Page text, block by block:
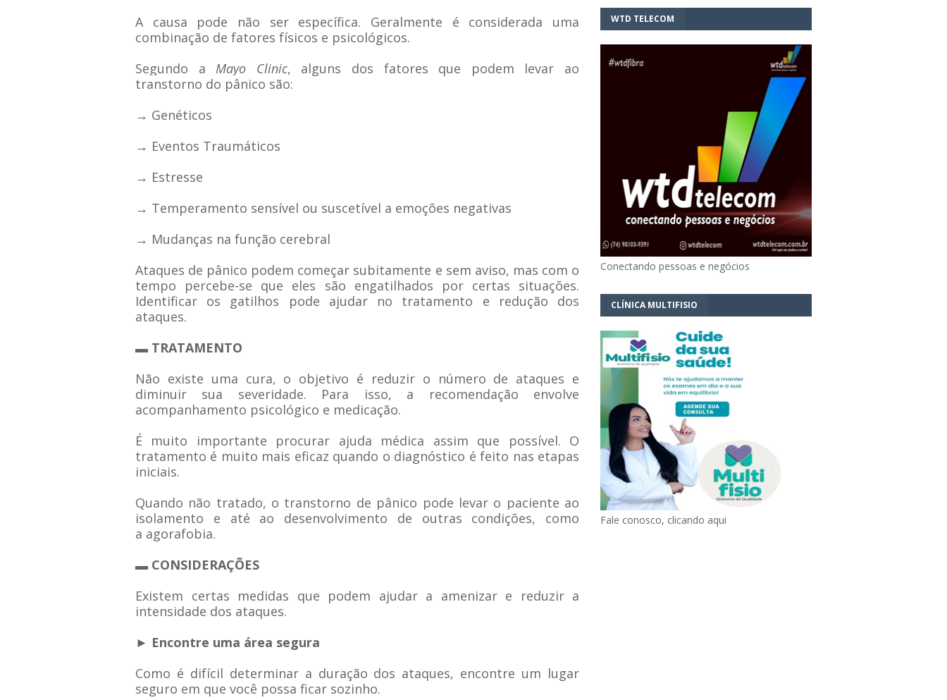
A causa pode não ser específica. Geralmente é considerada uma
combinação de fatores físicos e psicológicos.
Segundo aMayo Clinic, alguns dos fatores que podem levar ao
transtorno do pânico são:
→ Genéticos
→ Eventos Traumáticos
→ Estresse
→ Temperamento sensível ou suscetível a emoções negativas
→ Mudanças na função cerebral
Ataques de pânico podem começar subitamente e sem aviso, mas com o
tempo percebe-se que eles são engatilhados por certas situações.
Identificar os gatilhos pode ajudar no tratamento e redução dos
ataques.
▬ TRATAMENTO
Não existe uma cura, o objetivo é reduzir o número de ataques e
diminuir sua severidade. Para isso, a recomendação envolve
acompanhamento psicológico e medicação.
É muito importante procurar ajuda médica assim que possível. O
tratamento é muito mais eficaz quando o diagnóstico é feito nas etapas
iniciais.
Quando não tratado, o transtorno de pânico pode levar o paciente ao
isolamento e até ao desenvolvimento de outras condições, como
a agorafobia.
▬ CONSIDERAÇÕES
Existem certas medidas que podem ajudar a amenizar e reduzir a
intensidade dos ataques.
► Encontre uma área segura
Como é difícil determinar a duração dos ataques, encontre um lugar
seguro em que você possa ficar sozinho.
WTD TELECOM
Conectando pessoas e negócios
CLÍNICA MULTIFISIO
Fale conosco, clicando aqui